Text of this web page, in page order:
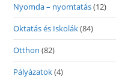
Nyomda – nyomtatás(12)
Oktatás és Iskolák(84)
Otthon (82)
Pályázatok(4)